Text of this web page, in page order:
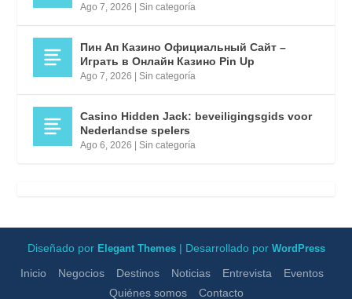
Ago 7, 2026 |Sin categoría
Пин Ап Казино Официальный Сайт –
Играть в Онлайн Казино Pin Up
Ago 7, 2026 |Sin categoría
Casino Hidden Jack: beveiligingsgids voor
Nederlandse spelers
Ago 6, 2026 |Sin categoría
Diseñado por Elegant Themes| Desarrollado por WordPress
Inicio Negocios Destinos Noticias Entrevista
Eventos
Quiénes somos
Contacto